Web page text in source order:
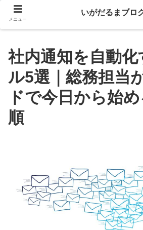
社内通知を自動
ル5選｜総務担当
ドで今日から始
順
メニュー
いがだるまブロ